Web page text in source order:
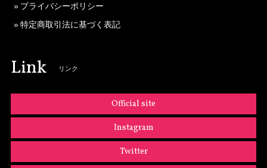
プライバシーポリシー
特定商取引法に基づく表記
Link リンク
Official site
Instagram
Twitter